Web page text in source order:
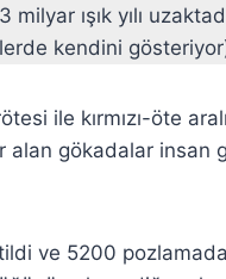
ışık yılı
kendini
ile kırmızı-öte
alan gökadalar
ve 5200